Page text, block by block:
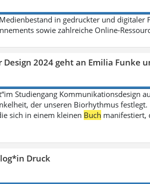
in gedruckter und
sowie zahlreiche Online-
Design 2024 geht an Emilia Funke
Studiengang Kommunikationsdesign
der unseren Biorhythmus
sich in einem kleinen Buch manifestiert,
Druck